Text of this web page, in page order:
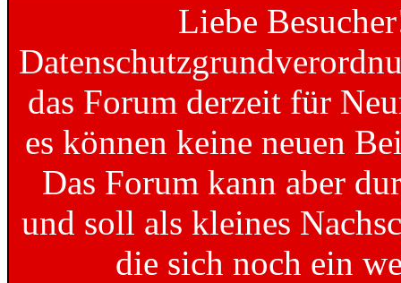
Liebe
das Forum derzeit für
es können keine neuen
Das Forum kann aber
und soll als kleines
die sich noch ein